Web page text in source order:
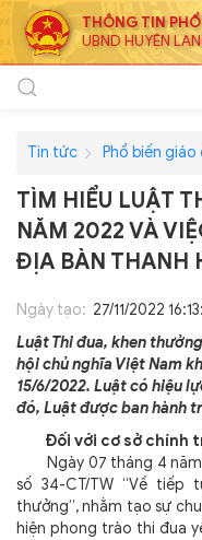
THÔNG TIN
UBND HUYỆN
Tin tức Phổ biến
TÌM HIỂU LUẬT
NĂM 2022 VÀ
ĐỊA BÀN THANH
Ngày tạo: 27/11/2022
Luật Thi đua, khen
hội chủ nghĩa Việt Nam
15/6/2022. Luật có hiệu
đó, Luật được ban hành
Đối với cơ sở chính
Ngày 07 tháng 4 năm
số 34-CT/TW “Về
thưởng”, nhằm tạo sự
hiện phong trào thi đua